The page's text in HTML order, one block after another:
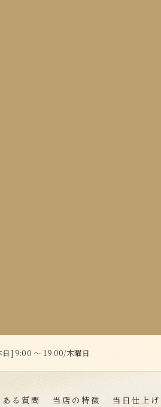
] 9:00 ～ 19:00/木曜日
ある質問 当店の特徴 当日仕上げ